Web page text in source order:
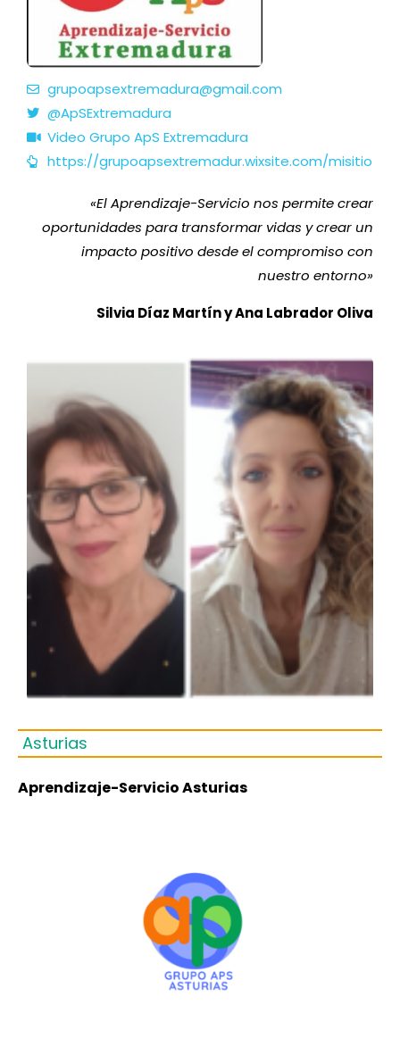
grupoapsextremadura@gmail.com
@ApSExtremadura
Video Grupo ApS Extremadura
https://grupoapsextremadur.wixsite.com/misitio
«El Aprendizaje-Servicio nos permite crear
oportunidades para transformar vidas y crear un
impacto positivo desde el compromiso con
nuestro entorno»
Silvia Díaz Martín y Ana Labrador Oliva
Asturias
Aprendizaje-Servicio Asturias